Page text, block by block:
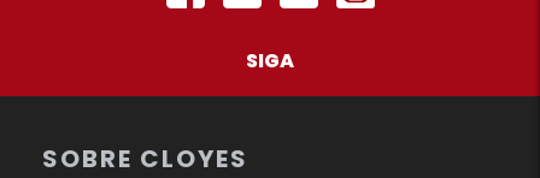
SIGA
SOBRE CLOYES